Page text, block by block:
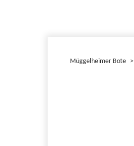
Müggelheimer Bote >